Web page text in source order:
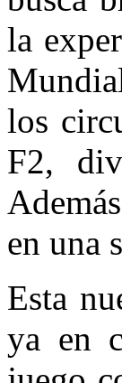
la
los
F2,
en una
Esta
ya en